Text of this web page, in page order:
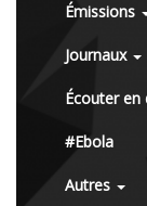
Émissions
Journaux
Écouter en
#Ebola
Autres